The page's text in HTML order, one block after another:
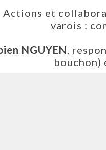
et
varois :
NGUYEN,
bouchon)